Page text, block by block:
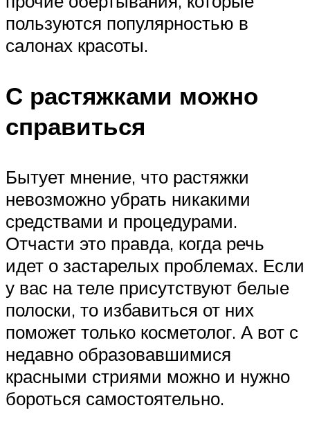
пользуются популярностью в
салонах красоты.
С растяжками можно
справиться
Бытует мнение, что растяжки
невозможно убрать никакими
средствами и процедурами.
Отчасти это правда, когда речь
идет о застарелых проблемах. Если
у вас на теле присутствуют белые
полоски, то избавиться от них
поможет только косметолог. А вот с
недавно образовавшимися
красными стриями можно и нужно
бороться самостоятельно.